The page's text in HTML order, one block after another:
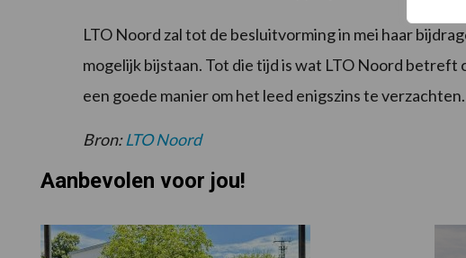
LTO Noord zal tot de besluitvorming in mei haar
mogelijk bijstaan. Tot die tijd is wat LTO Noord betreft
een goede manier om het leed enigszins te verzachten.
Bron:LTO Noord
Aanbevolen voor jou!